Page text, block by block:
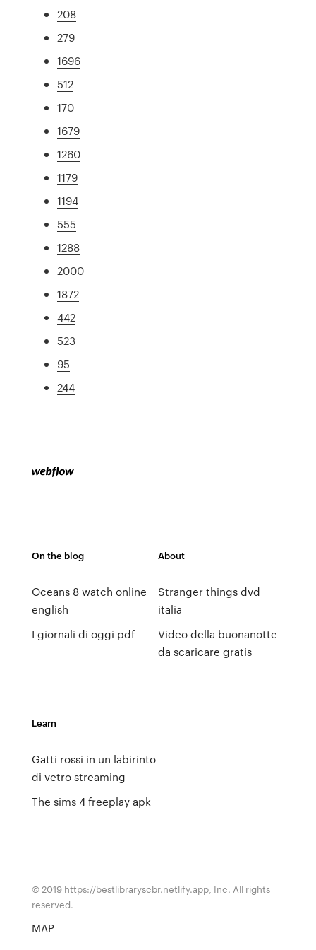
208
279
1696
512
170
1679
1260
1179
1194
555
1288
2000
1872
442
523
95
244
On the blog
Oceans 8 watch online
english
I giornali di oggi pdf
About
Stranger things dvd
italia
Video della buonanotte
da scaricare gratis
Learn
Gatti rossi in un labirinto
di vetro streaming
The sims 4 freeplay apk
© 2019 https://bestlibraryscbr.netlify.app, Inc. All rights
reserved.
MAP